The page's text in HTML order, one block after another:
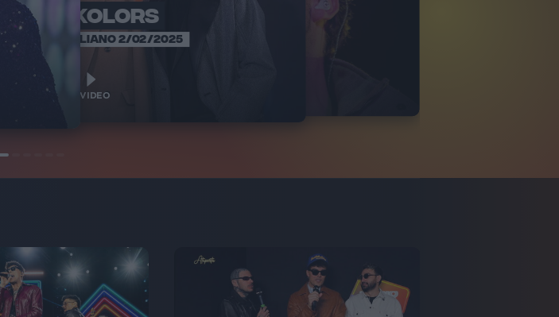
THE KOLORS
SANREMO ITALIANO 2/02/2025
VIDEO
THE KOLORS
INTERVISTA 15/03